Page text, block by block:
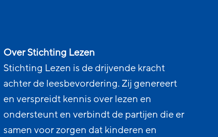
Over Stichting Lezen
Stichting Lezen is de drijvende kracht
achter de leesbevordering. Zij genereert
en verspreidt kennis over lezen en
ondersteunt en verbindt de partijen die er
samen voor zorgen dat kinderen en